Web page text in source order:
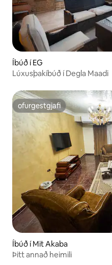
Íbúð í EG
Lúxusþakíbúð í Degla Maadi
ofurgestgjafi
ofurgestgjafi
Íbúð í Mit Akaba
Þitt annað heimili